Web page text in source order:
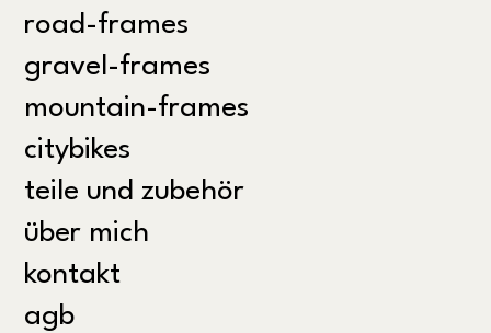
road-frames
gravel-frames
mountain-frames
citybikes
teile und zubehör
über mich
kontakt
agb